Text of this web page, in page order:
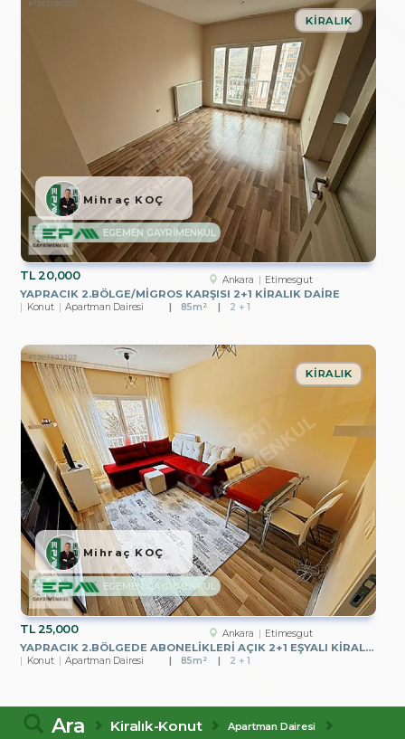
TL20,000 Ankara Etimesgut
YAPRACIK 2.BÖLGE/MİGROS KARŞISI 2+1 KİRALIK DAİRE
KIRALIK
Konut Apartman Dairesi 85m² 2 + 1
EGEMEN GAYRİMENKUL
Mihraç KOÇ
TL25,000 Ankara Etimesgut
YAPRACIK 2.BÖLGEDE ABONELİKLERİ AÇIK 2+1 EŞYALI KİRALIK DAİRE
KIRALIK
Konut Apartman Dairesi 85m² 2 + 1
EGEMEN GAYRİMENKUL
Mihraç KOÇ
Ara Kiralık-Konut Apartman Dairesi